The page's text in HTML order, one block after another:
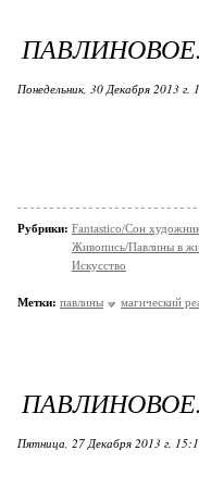
Понедельник, 30 Декабря 2013 г.
Рубрики: Fantastico/Сон
Живопись/Павлины в
Искусство
Метки: павлины магический
Пятница, 27 Декабря 2013 г.